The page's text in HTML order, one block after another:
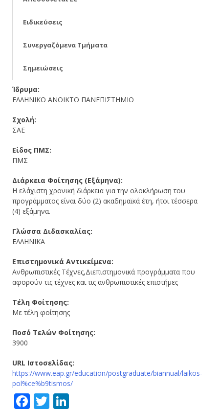
Ειδικεύσεις
Συνεργαζόμενα Τμήματα
Σημειώσεις
Ίδρυμα:
ΕΛΛΗΝΙΚΟ ΑΝΟΙΚΤΟ ΠΑΝΕΠΙΣΤΗΜΙΟ
Σχολή:
ΣΑΕ
Είδος ΠΜΣ:
ΠΜΣ
Διάρκεια Φοίτησης (Εξάμηνα):
Η ελάχιστη χρονική διάρκεια για την ολοκλήρωση του
προγράμματος είναι δύο (2) ακαδημαϊκά έτη, ήτοι τέσσερα
(4) εξάμηνα.
Γλώσσα Διδασκαλίας:
ΕΛΛΗΝΙΚΑ
Επιστημονικά Αντικείμενα:
Ανθρωπιστικές Τέχνες,Διεπιστημονικά προγράμματα που
αφορούν τις τέχνες και τις ανθρωπιστικές επιστήμες
Τέλη Φοίτησης:
Με τέλη φοίτησης
Ποσό Τελών Φοίτησης:
3900
URL Ιστοσελίδας:
https://www.eap.gr/education/postgraduate/biannual/laikos-
pol%ce%b9tismos/
Facebook
Twitter